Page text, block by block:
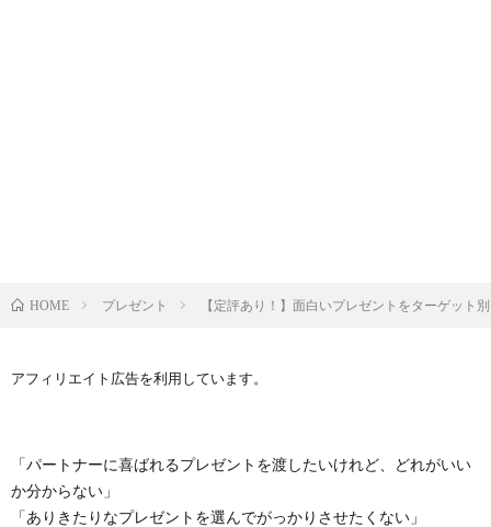
HOME プレゼント 【定評あり！】面白いプレゼントをターゲット
アフィリエイト広告を利用しています。
「パートナーに喜ばれるプレゼントを渡したいけれど、どれがいい
か分からない」
「ありきたりなプレゼントを選んでがっかりさせたくない」